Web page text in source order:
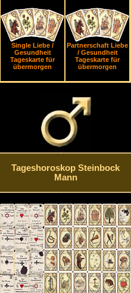
Single Liebe /
Gesundheit
Tageskarte für
übermorgen
Partnerschaft Liebe
/ Gesundheit
Tageskarte für
übermorgen
Tageshoroskop Steinbock
Mann